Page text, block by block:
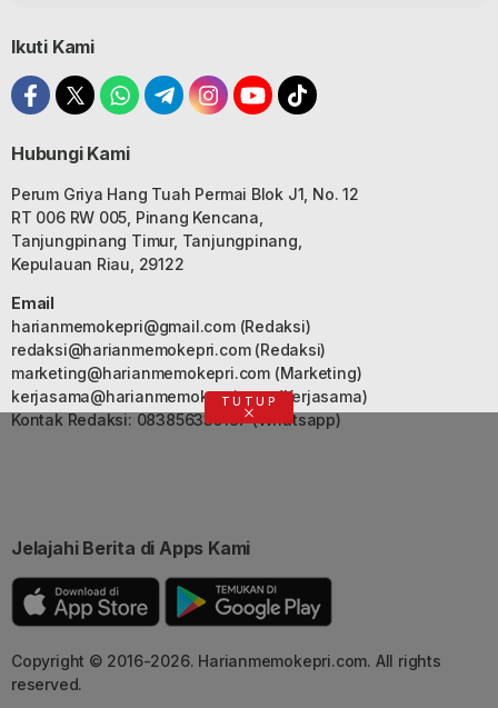
Ikuti Kami
Hubungi Kami
Perum Griya Hang Tuah Permai Blok J1, No. 12
RT 006 RW 005, Pinang Kencana,
Tanjungpinang Timur, Tanjungpinang,
Kepulauan Riau, 29122
Email
harianmemokepri@gmail.com(Redaksi)
redaksi@harianmemokepri.com(Redaksi)
marketing@harianmemokepri.com(Marketing)
kerjasama@harianmemokepri.com(Kerjasama)
Kontak Redaksi: 083856335187 (Whatsapp)
Jelajahi Berita di Apps Kami
Copyright © 2016-2026. Harianmemokepri.com. All rights
reserved.
TUTUP